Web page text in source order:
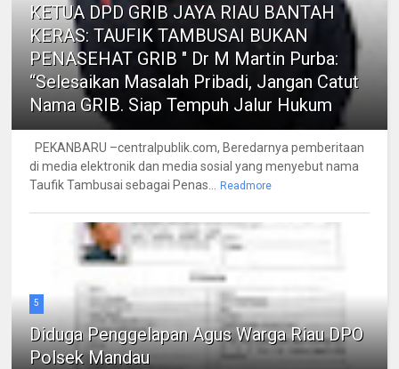
KETUA DPD GRIB JAYA RIAU BANTAH
KERAS: TAUFIK TAMBUSAI BUKAN
PENASEHAT GRIB " Dr M Martin Purba:
“Selesaikan Masalah Pribadi, Jangan Catut
Nama GRIB. Siap Tempuh Jalur Hukum
PEKANBARU –centralpublik.com, Beredarnya pemberitaan
di media elektronik dan media sosial yang menyebut nama
Taufik Tambusai sebagai Penas...
Readmore
5
Diduga Penggelapan Agus Warga Riau DPO
Polsek Mandau